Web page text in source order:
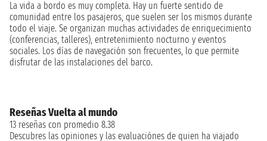
La vida a bordo es muy completa. Hay un fuerte sentido de
comunidad entre los pasajeros, que suelen ser los mismos durante
todo el viaje. Se organizan muchas actividades de enriquecimiento
(conferencias, talleres), entretenimiento nocturno y eventos
sociales. Los días de navegación son frecuentes, lo que permite
disfrutar de las instalaciones del barco.
Reseñas Vuelta al mundo
13 reseñas con promedio 8.38
Descubres las opiniones y las evaluaciónes de quien ha viajado